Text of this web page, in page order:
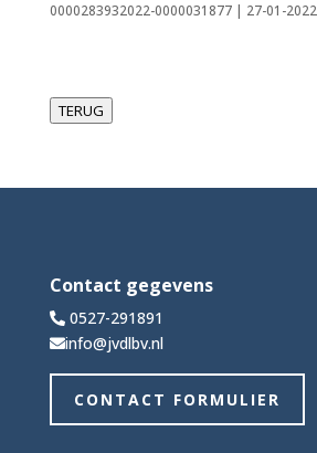
0000283932022-0000031877 | 27-01-2022
TERUG
Contact gegevens
0527-291891
info@jvdlbv.nl
CONTACT FORMULIER